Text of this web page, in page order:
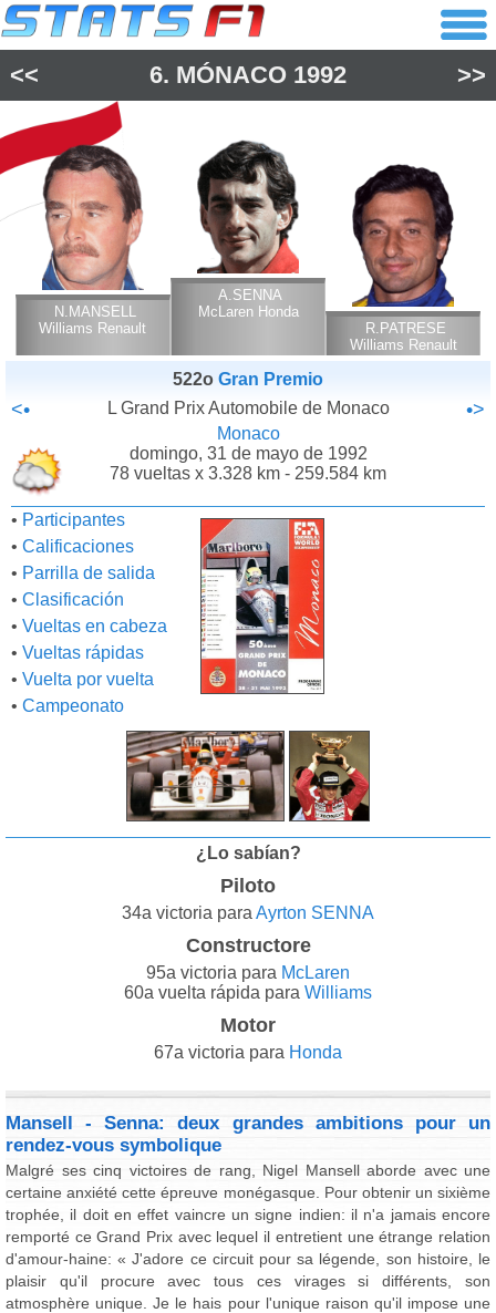
<< 6. MÓNACO 1992 >>
N.MANSELL
Williams Renault
A.SENNA
McLaren Honda
R.PATRESE
Williams Renault
522o Gran Premio
<• L Grand Prix Automobile de Monaco •>
Monaco
domingo, 31 de mayo de 1992
78 vueltas x 3.328 km - 259.584 km
• Participantes
• Calificaciones
• Parrilla de salida
• Clasificación
• Vueltas en cabeza
• Vueltas rápidas
• Vuelta por vuelta
• Campeonato
¿Lo sabían?
Piloto
34a victoria para Ayrton SENNA
Constructore
95a victoria para McLaren
60a vuelta rápida para Williams
Motor
67a victoria para Honda
Mansell - Senna: deux grandes ambitions pour un
rendez-vous symbolique
Malgré ses cinq victoires de rang, Nigel Mansell aborde avec une
certaine anxiété cette épreuve monégasque. Pour obtenir un sixième
trophée, il doit en effet vaincre un signe indien: il n'a jamais encore
remporté ce Grand Prix avec lequel il entretient une étrange relation
d'amour-haine: « J'adore ce circuit pour sa légende, son histoire, le
plaisir qu'il procure avec tous ces virages si différents, son
atmosphère unique. Je le hais pour l'unique raison qu'il impose une